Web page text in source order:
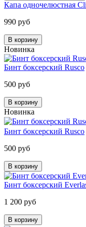
Капа одночелюстная
990 руб
В корзину
Новинка
Бинт боксерский Rusco
500 руб
В корзину
Новинка
Бинт боксерский Rusco
500 руб
В корзину
Бинт боксерский
1 200 руб
В корзину